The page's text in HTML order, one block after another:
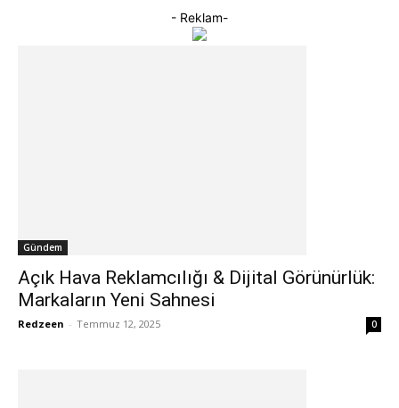
- Reklam-
Gündem
Açık Hava Reklamcılığı & Dijital Görünürlük:
Markaların Yeni Sahnesi
Redzeen - Temmuz 12, 2025 0